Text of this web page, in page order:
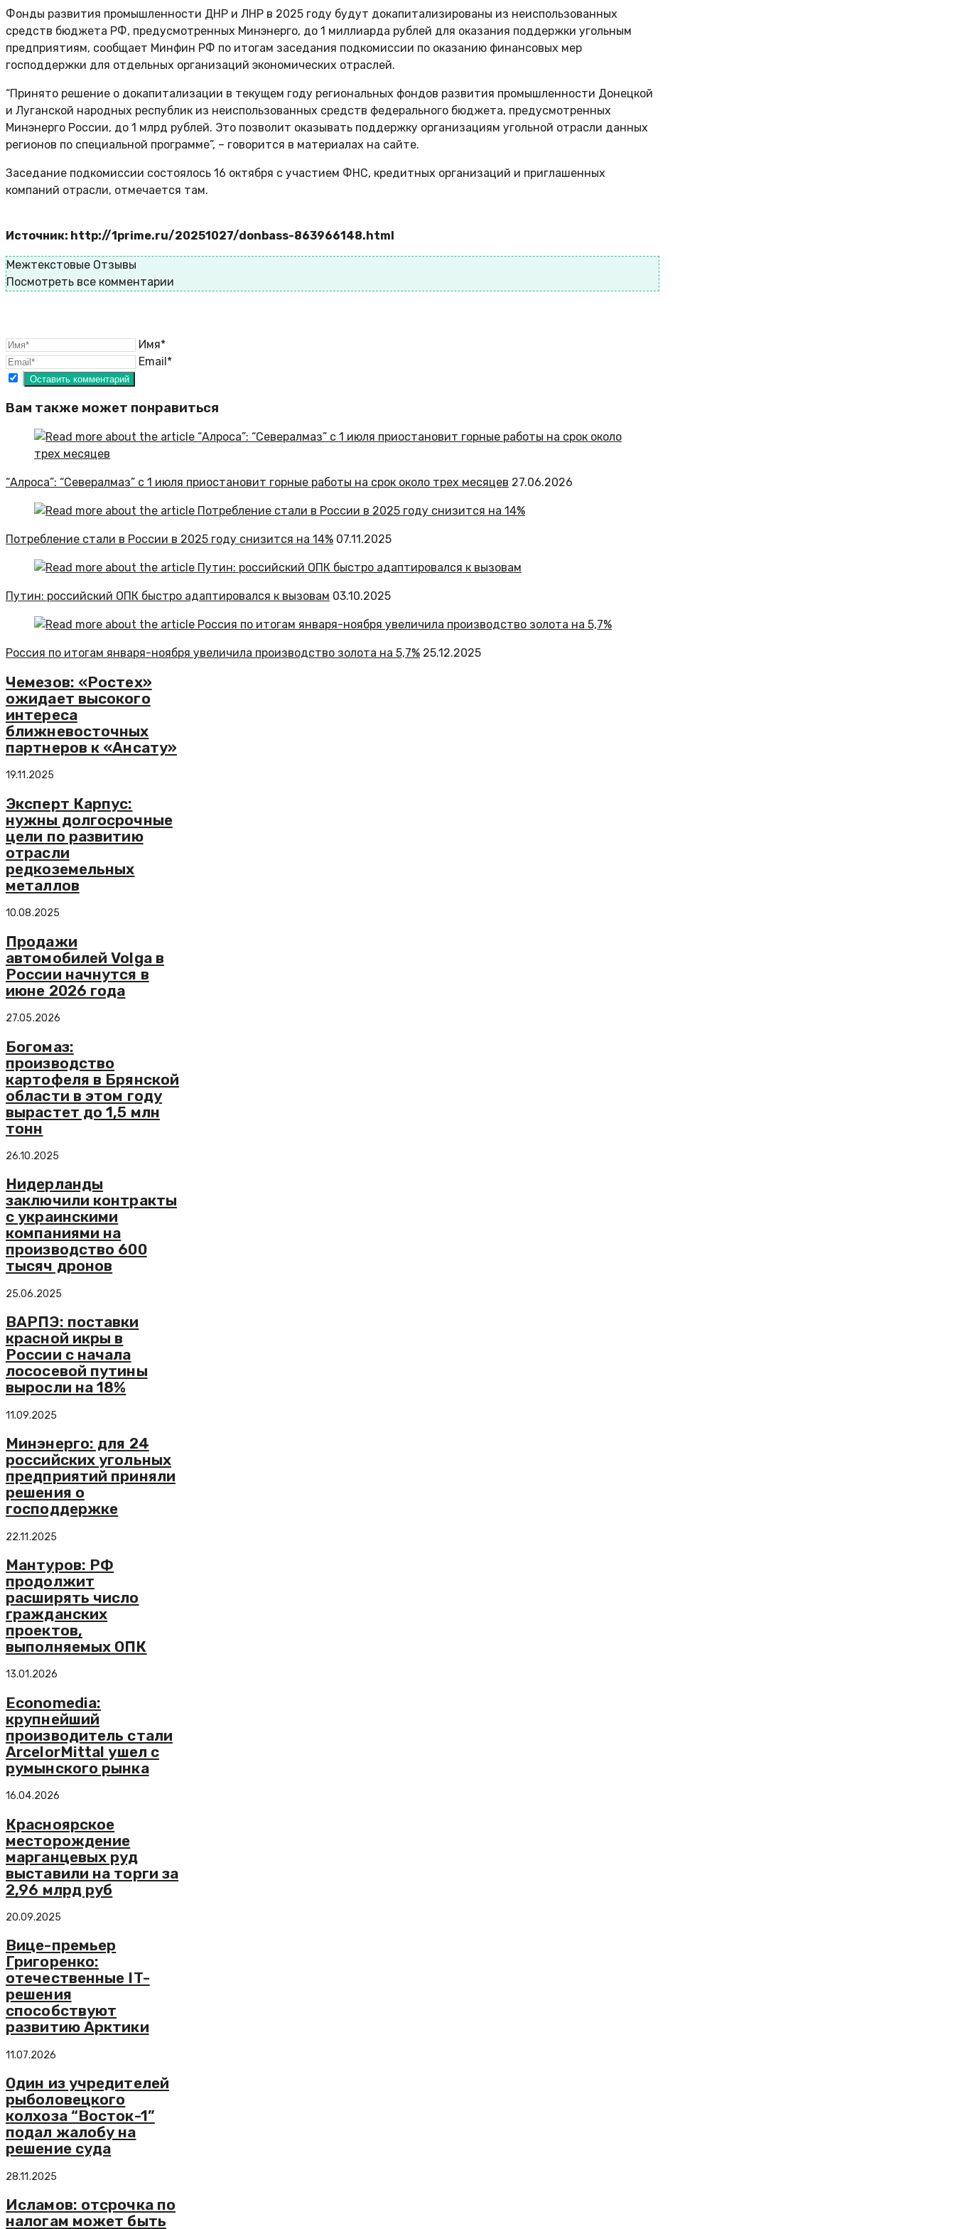
Фонды развития промышленности ДНР и ЛНР в 2025 году будут докапитализированы из неиспользованных
средств бюджета РФ, предусмотренных Минэнерго, до 1 миллиарда рублей для оказания поддержки угольным
предприятиям, сообщает Минфин РФ по итогам заседания подкомиссии по оказанию финансовых мер
господдержки для отдельных организаций экономических отраслей.
“Принято решение о докапитализации в текущем году региональных фондов развития промышленности Донецкой
и Луганской народных республик из неиспользованных средств федерального бюджета, предусмотренных
Минэнерго России, до 1 млрд рублей. Это позволит оказывать поддержку организациям угольной отрасли данных
регионов по специальной программе”, – говорится в материалах на сайте.
Заседание подкомиссии состоялось 16 октября с участием ФНС, кредитных организаций и приглашенных
компаний отрасли, отмечается там.
Источник: http://1prime.ru/20251027/donbass-863966148.html
Межтекстовые Отзывы
Посмотреть все комментарии
Имя*
Email*
Вам также может понравиться
“Алроса”: “Севералмаз” с 1 июля приостановит горные работы на срок около трех месяцев 27.06.2026
Потребление стали в России в 2025 году снизится на 14% 07.11.2025
Путин: российский ОПК быстро адаптировался к вызовам 03.10.2025
Россия по итогам января-ноября увеличила производство золота на 5,7% 25.12.2025
Чемезов: «Ростех»
ожидает высокого
интереса
ближневосточных
партнеров к «Ансату»
19.11.2025
Эксперт Карпус:
нужны долгосрочные
цели по развитию
отрасли
редкоземельных
металлов
10.08.2025
Продажи
автомобилей Volga в
России начнутся в
июне 2026 года
27.05.2026
Богомаз:
производство
картофеля в Брянской
области в этом году
вырастет до 1,5 млн
тонн
26.10.2025
Нидерланды
заключили контракты
с украинскими
компаниями на
производство 600
тысяч дронов
25.06.2025
ВАРПЭ: поставки
красной икры в
России с начала
лососевой путины
выросли на 18%
11.09.2025
Минэнерго: для 24
российских угольных
предприятий приняли
решения о
господдержке
22.11.2025
Мантуров: РФ
продолжит
расширять число
гражданских
проектов,
выполняемых ОПК
13.01.2026
Economedia:
крупнейший
производитель стали
ArcelorMittal ушел с
румынского рынка
16.04.2026
Красноярское
месторождение
марганцевых руд
выставили на торги за
2,96 млрд руб
20.09.2025
Вице-премьер
Григоренко:
отечественные IT-
решения
способствуют
развитию Арктики
11.07.2026
Один из учредителей
рыболовецкого
колхоза “Восток-1”
подал жалобу на
решение суда
28.11.2025
Исламов: отсрочка по
налогам может быть